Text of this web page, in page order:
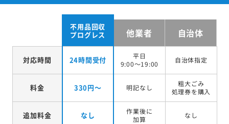
不用品回収
プログレス
他業者 自治体
対応時間 24時間受付
平日
9:00～19:00
自治体指定
料金 330円～ 明記なし
粗大ごみ
処理券を購入
追加料金 なし
作業後に
加算
なし